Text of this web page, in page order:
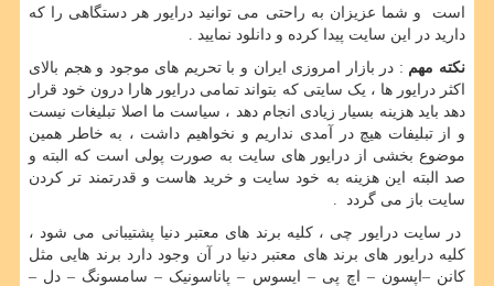
است و شما عزیزان به راحتی می توانید درایور هر دستگاهی را که
دارید در این سایت پیدا کرده و دانلود نمایید .
نکته مهم : در بازار امروزی ایران و با تحریم های موجود و هجم بالای
اکثر درایور ها ، یک سایتی که بتواند تمامی درایور هارا درون خود قرار
دهد باید هزینه بسیار زیادی انجام دهد ، سیاست ما اصلا تبلیغات نیست
و از تبلیفات هیچ در آمدی نداریم و نخواهیم داشت ، به خاطر همین
موضوع بخشی از درایور های سایت به صورت پولی است که البته و
صد البته این هزینه به خود سایت و خرید هاست و قدرتمند تر کردن
سایت باز می گردد .
در سایت درایور چی ، کلیه برند های معتبر دنیا پشتیبانی می شود ،
کلیه درایور های برند های معتبر دنیا در آن وجود دارد برند هایی مثل
کانن –اپسون – اچ پی – ایسوس – پاناسونیک – سامسونگ – دل –